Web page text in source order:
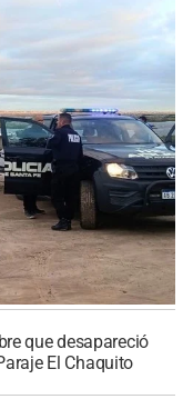
que desapareció
El Chaquito